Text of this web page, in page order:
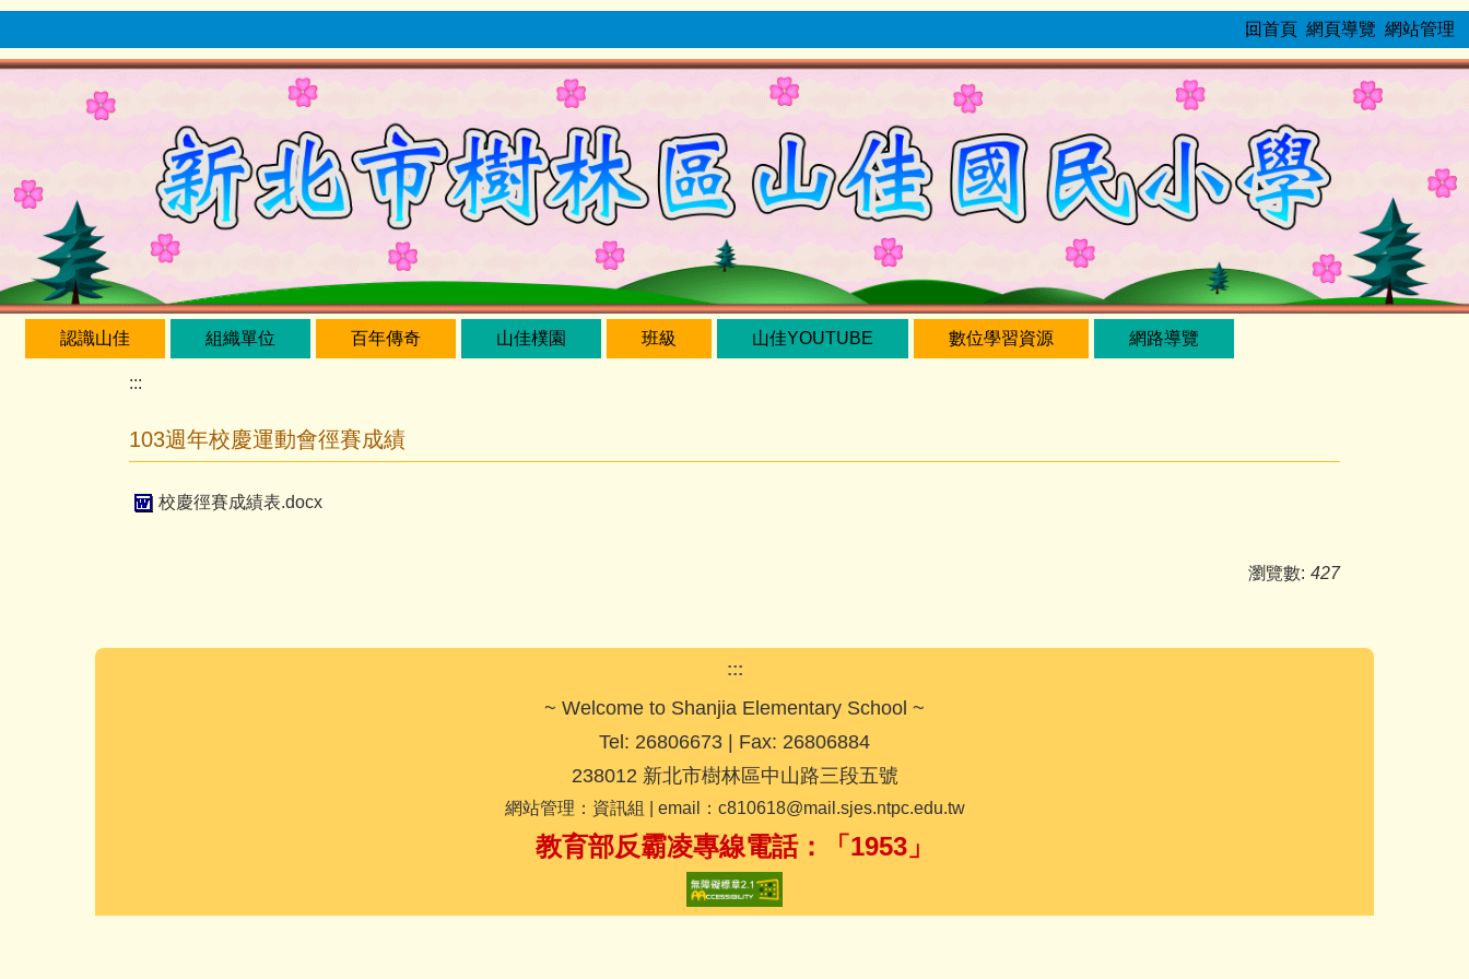
跳
主
:::
回首頁 網頁導覽 網站管理
認識山佳 組織單位 百年傳奇 山佳樸園 班級 山佳YOUTUBE 數位學習資源 網路導覽
:::
103週年校慶運動會徑賽成績
校慶徑賽成績表.docx
瀏覽數: 427
:::
~ Welcome to Shanjia Elementary School ~
Tel: 26806673 | Fax: 26806884
238012 新北市樹林區中山路三段五號
網站管理：資訊組 | email：c810618@mail.sjes.ntpc.edu.tw
教育部反霸凌專線電話：「1953」